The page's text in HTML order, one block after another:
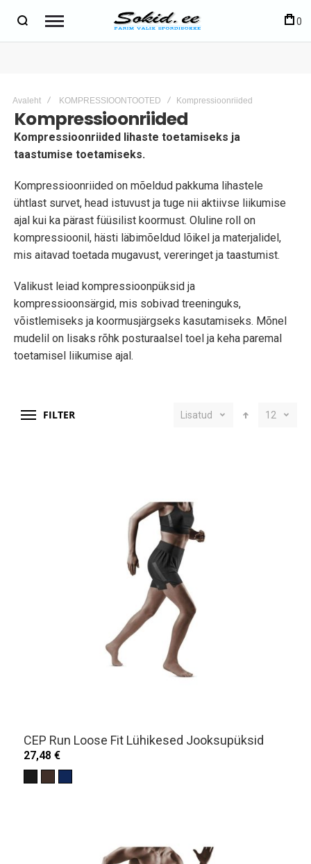
0
Avaleht KOMPRESSIOONTOOTED Kompressioonriided
Kompressioonriided
Kompressioonriided lihaste toetamiseks ja
taastumise toetamiseks.
Kompressioonriided on mõeldud pakkuma lihastele
ühtlast survet, head istuvust ja tuge nii aktiivse liikumise
ajal kui ka pärast füüsilist koormust. Oluline roll on
kompressioonil, hästi läbimõeldud lõikel ja materjalidel,
mis aitavad toetada mugavust, vereringet ja taastumist.
Valikust leiad kompressioonpüksid ja
kompressioonsärgid, mis sobivad treeninguks,
võistlemiseks ja koormusjärgseks kasutamiseks. Mõnel
mudelil on lisaks rõhk posturaalsel toel ja keha paremal
toetamisel liikumise ajal.
FILTER Lisatud 12
CEP Run Loose Fit Lühikesed Jooksupüksid
27,48 €